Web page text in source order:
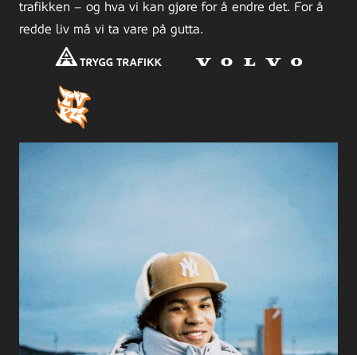
trafikken – og hva vi kan gjøre for å endre det. For å
redde liv må vi ta vare på gutta.